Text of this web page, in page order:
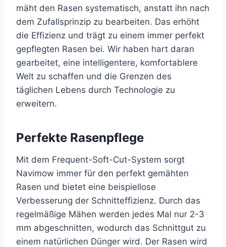
mäht den Rasen systematisch, anstatt ihn nach
dem Zufallsprinzip zu bearbeiten. Das erhöht
die Effizienz und trägt zu einem immer perfekt
gepflegten Rasen bei. Wir haben hart daran
gearbeitet, eine intelligentere, komfortablere
Welt zu schaffen und die Grenzen des
täglichen Lebens durch Technologie zu
erweitern.
Perfekte Rasenpflege
Mit dem Frequent-Soft-Cut-System sorgt
Navimow immer für den perfekt gemähten
Rasen und bietet eine beispiellose
Verbesserung der Schnitteffizienz. Durch das
regelmäßige Mähen werden jedes Mal nur 2-3
mm abgeschnitten, wodurch das Schnittgut zu
einem natürlichen Dünger wird. Der Rasen wird